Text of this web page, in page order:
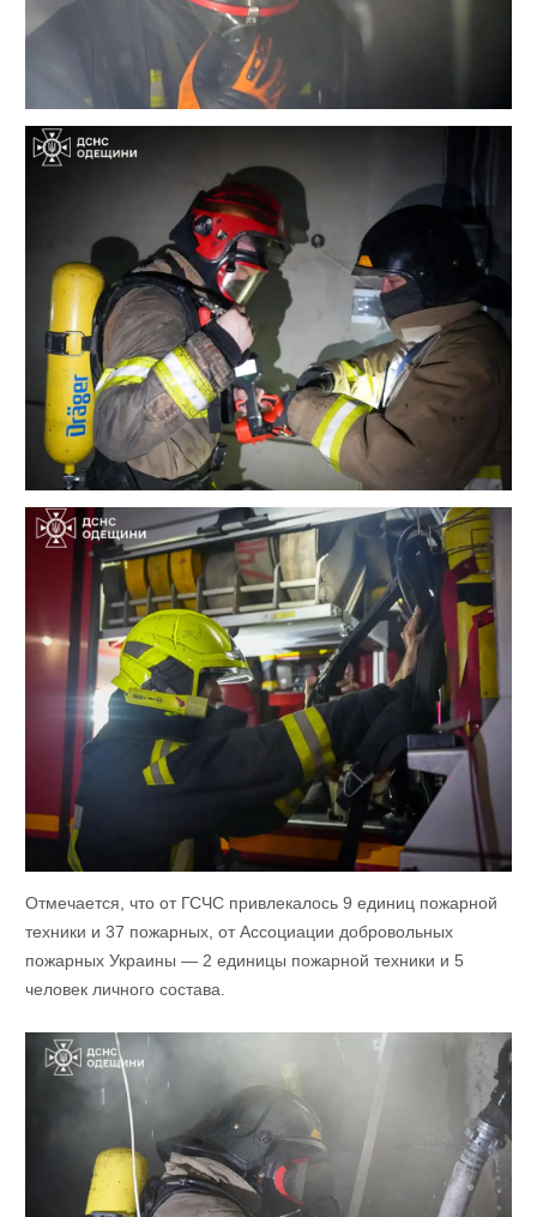
Отмечается, что от ГСЧС привлекалось 9 единиц пожарной
техники и 37 пожарных, от Ассоциации добровольных
пожарных Украины — 2 единицы пожарной техники и 5
человек личного состава.